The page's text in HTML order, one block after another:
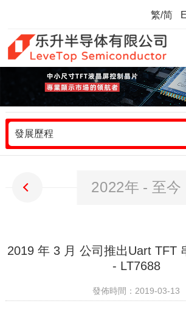
繁/简
發展歷程
2022年 - 至今
2019 年 3 月 公司推出Uart TFT
- LT7688
發佈時間：2019-03-13